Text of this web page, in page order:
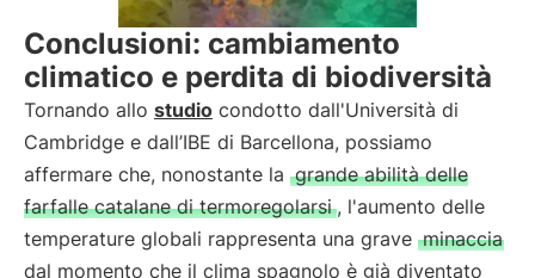
Conclusioni: cambiamento
climatico e perdita di biodiversità
Tornando allo studio condotto dall'Università di
Cambridge e dall’IBE di Barcellona, possiamo
affermare che, nonostante la grande abilità delle
farfalle catalane di termoregolarsi , l'aumento delle
temperature globali rappresenta una grave minaccia
dal momento che il clima spagnolo è già diventato